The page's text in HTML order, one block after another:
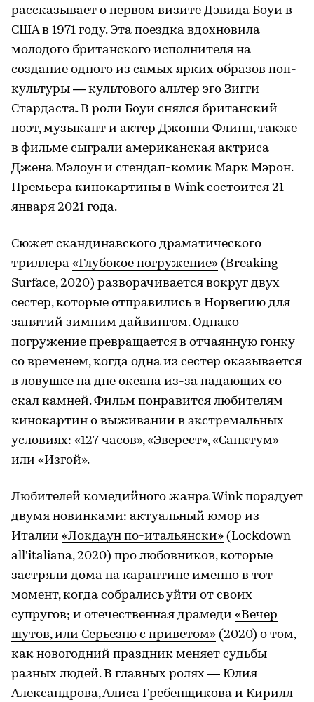
рассказывает о первом визите Дэвида Боуи в
США в 1971 году. Эта поездка вдохновила
молодого британского исполнителя на
создание одного из самых ярких образов поп-
культуры — культового альтер эго Зигги
Стардаста. В роли Боуи снялся британский
поэт, музыкант и актер Джонни Флинн, также
в фильме сыграли американская актриса
Джена Мэлоун и стендап-комик Марк Мэрон.
Премьера кинокартины в Wink состоится 21
января 2021 года.
Сюжет скандинавского драматического
триллера «Глубокое погружение» (Breaking
Surface, 2020) разворачивается вокруг двух
сестер, которые отправились в Норвегию для
занятий зимним дайвингом. Однако
погружение превращается в отчаянную гонку
со временем, когда одна из сестер оказывается
в ловушке на дне океана из-за падающих со
скал камней. Фильм понравится любителям
кинокартин о выживании в экстремальных
условиях: «127 часов», «Эверест», «Санктум»
или «Изгой».
Любителей комедийного жанра Wink порадует
двумя новинками: актуальный юмор из
Италии «Локдаун по-итальянски» (Lockdown
all'italiana, 2020) про любовников, которые
застряли дома на карантине именно в тот
момент, когда собрались уйти от своих
супругов; и отечественная драмеди «Вечер
шутов, или Серьезно с приветом» (2020) о том,
как новогодний праздник меняет судьбы
разных людей. В главных ролях — Юлия
Александрова, Алиса Гребенщикова и Кирилл